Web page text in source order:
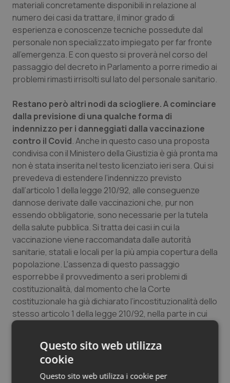
materiali concretamente disponibili in relazione al
numero dei casi da trattare, il minor grado di
esperienza e conoscenze tecniche possedute dal
personale non specializzato impiegato per far fronte
all’emergenza. E con questo si proverà nel corso del
passaggio del decreto in Parlamento a porre rimedio ai
problemi rimasti irrisolti sul lato del personale sanitario.
Restano però altri nodi da sciogliere.A cominciare
dalla previsione di una qualche forma di
indennizzo per i danneggiati dalla vaccinazione
contro il Covid. Anche in questo caso una proposta
condivisa con il Ministero della Giustizia è già pronta ma
non è stata inserita nel testo licenziato ieri sera. Qui si
prevedeva di estendere l’indennizzo previsto
dall’articolo 1 della legge 210/92, alle conseguenze
dannose derivate dalle vaccinazioni che, pur non
essendo obbligatorie, sono necessarie per la tutela
della salute pubblica. Si tratta dei casi in cui la
vaccinazione viene raccomandata dalle autorità
sanitarie, statali e locali per la più ampia copertura della
popolazione. L'assenza di questo passaggio
esporrebbe il provvedimento a seri problemi di
costituzionalità, dal momento che la Corte
costituzionale ha già dichiarato l’incostituzionalità dello
stesso articolo 1 della legge 210/92, nella parte in cui
non prevede l’indennizzo in caso di vaccinazioni non
dalle autorità sanitarie per la tutela della salute
pubblica.
Questo sito web utilizza
cookie
Questo sito web utilizza i cookie per